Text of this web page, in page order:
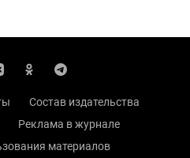
Состав издательства
Реклама в журнале
материалов